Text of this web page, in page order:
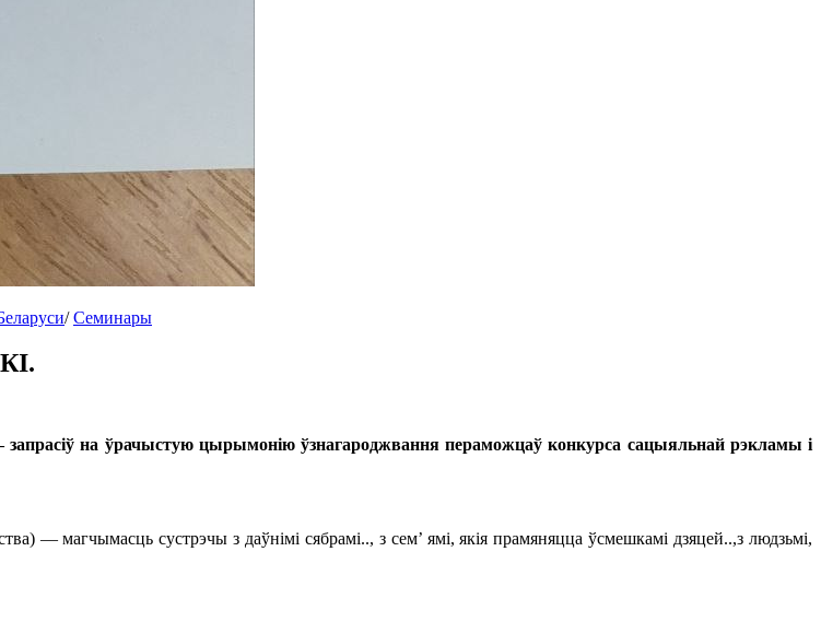
/Семинары
на ўрачыстую цырымонію ўзнагароджвання пераможцаў конкурса сацыяльнай рэкламы і
— магчымасць сустрэчы з даўнімі сябрамі.., з сем’ ямі, якія прамяняцца ўсмешкамі дзяцей..,з людзьмі,